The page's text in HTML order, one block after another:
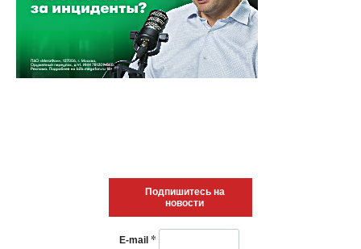
Подпишитесь на
новости
E-mail *